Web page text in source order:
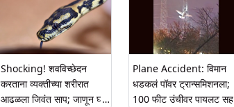
Shocking! शवविच्छेदन
करताना व्यक्तीच्या शरीरात
आढळला जिवंत साप; जाणून घ्या
Plane Accident: विमान
धडकलं पॉवर ट्रान्समिशनला;
100 फीट उंचीवर पायलट सह